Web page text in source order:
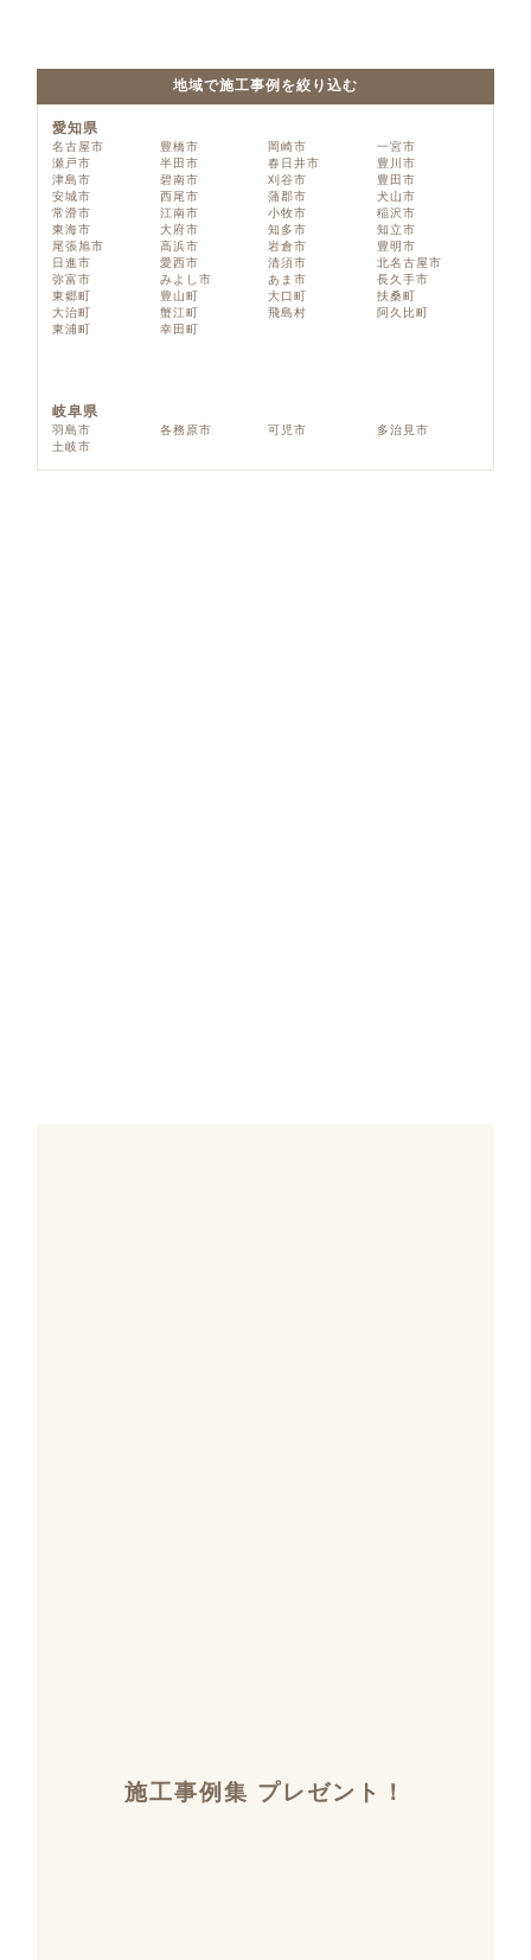
地域で施工事例を絞り込む
愛知県
名古屋市 豊橋市 岡崎市
一宮市
瀬戸市
半田市 春日井市
豊川市
津島市
碧南市 刈谷市
豊田市
安城市
西尾市 蒲郡市
犬山市
常滑市
江南市 小牧市
稲沢市
東海市
大府市 知多市
知立市
尾張旭市
高浜市 岩倉市
豊明市
日進市
愛西市 清須市
北名古屋市
弥富市
みよし市 あま市
長久手市
東郷町
豊山町 大口町
扶桑町
大治町
蟹江町 飛島村
阿久比町
東浦町
幸田町
岐阜県
羽島市 各務原市 可児市
多治見市
土岐市
施工事例集 プレゼント！